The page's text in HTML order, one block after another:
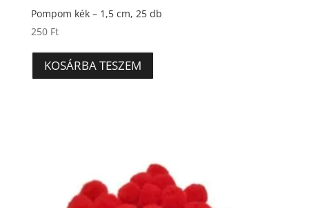
Pompom kék – 1,5 cm, 25 db
250 Ft
KOSÁRBA TESZEM